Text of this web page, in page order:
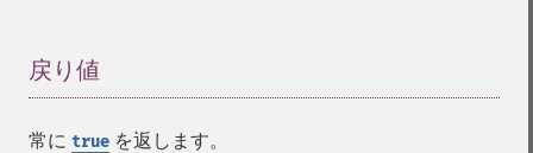
戻り値
常に true を返します。